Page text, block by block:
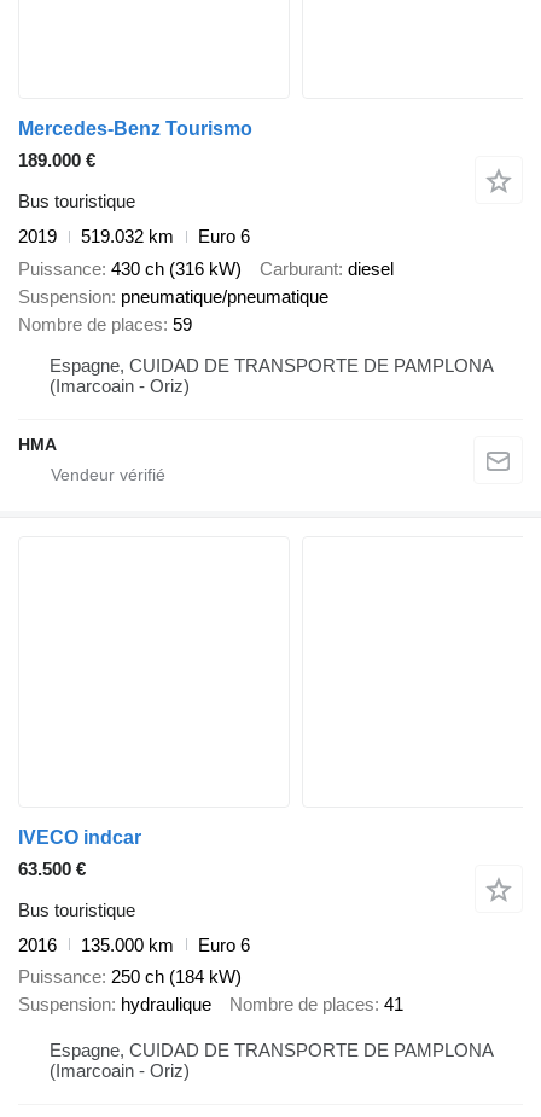
Mercedes-Benz Tourismo
189.000 €
Bus touristique
2019
519.032 km
Euro 6
Puissance 430 ch (316 kW) Carburant diesel
Suspension pneumatique/pneumatique
Nombre de places 59
Espagne, CUIDAD DE TRANSPORTE DE PAMPLONA
(Imarcoain - Oriz)
HMA
IVECO indcar
63.500 €
Bus touristique
2016
135.000 km
Euro 6
Puissance 250 ch (184 kW)
Suspension hydraulique Nombre de places 41
Espagne, CUIDAD DE TRANSPORTE DE PAMPLONA
(Imarcoain - Oriz)